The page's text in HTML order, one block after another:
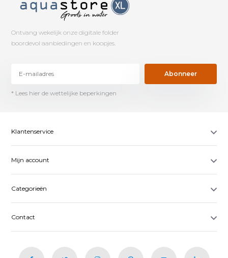
Ontvang wekelijk onze digitale folder
boordevol aanbiedingen en koopjes.
Abonneer
* Lees hier de wettelijke beperkingen
Klantenservice
Mijn account
Categorieën
Contact